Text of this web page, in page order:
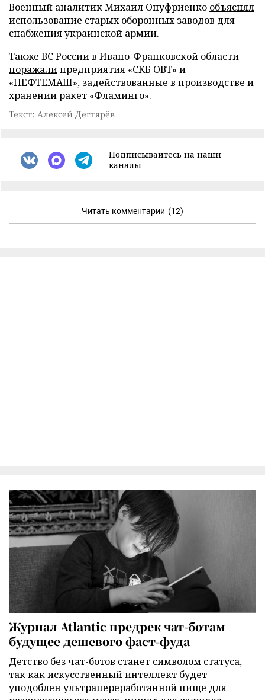
Военный аналитик Михаил Онуфриенко объяснял
использование старых оборонных заводов для
снабжения украинской армии.
Также ВС России в Ивано-Франковской области
поражалипредприятия «СКБ ОВТ» и
«НЕФТЕМАШ», задействованные в производстве и
хранении ракет «Фламинго».
Текст: Алексей Дегтярёв
Подписывайтесь на наши
каналы
Читать комментарии (12)
Журнал Atlantic предрек чат-ботам
будущее дешевого фаст-фуда
Детство без чат-ботов станет символом статуса,
так как искусственный интеллект будет
уподоблен ультрапереработанной пище для